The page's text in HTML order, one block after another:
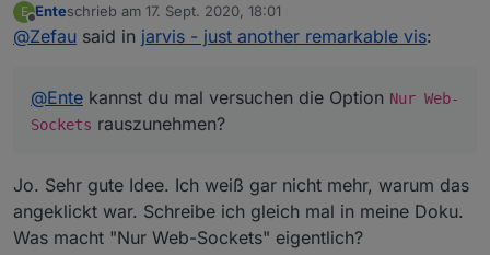
E
Offline
Enteschrieb am 17. Sept. 2020, 18:01
zuletzt editiert von
@Zefau said in jarvis - just another remarkable vis:
@Ente kannst du mal versuchen die Option Nur Web-
Sockets rauszunehmen?
Jo. Sehr gute Idee. Ich weiß gar nicht mehr, warum das
angeklickt war. Schreibe ich gleich mal in meine Doku.
Was macht "Nur Web-Sockets" eigentlich?